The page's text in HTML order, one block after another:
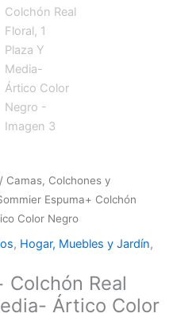
/ Camas, Colchones y
Espuma+ Colchón
Color Negro
, Hogar, Muebles y Jardín,
Colchón Real
Ártico Color